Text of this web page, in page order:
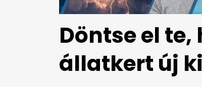
Döntse el
állatkert új